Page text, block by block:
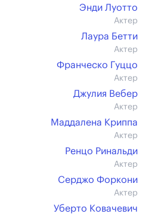
Энди Луотто
Актер
Лаура Бетти
Актер
Франческо Гуццо
Актер
Джулия Вебер
Актер
Маддалена Криппа
Актер
Ренцо Ринальди
Актер
Серджо Форкони
Актер
Уберто Ковачевич